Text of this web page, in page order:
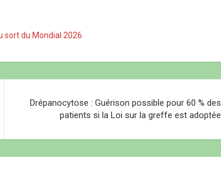
sort du Mondial 2026
Drépanocytose : Guérison possible pour 60 % des
patients si la Loi sur la greffe est adoptée